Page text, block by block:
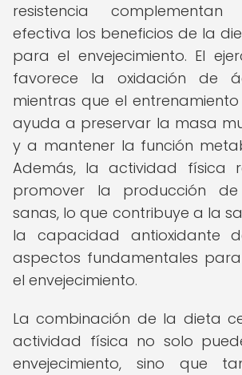
resistencia
efectiva los beneficios de la
para el envejecimiento. El
favorece la oxidación de
mientras que el
ayuda a preservar la masa
y a mantener la función
Además, la actividad física
promover la producción de
sanas, lo que contribuye a la
la capacidad antioxidante
aspectos fundamentales
el envejecimiento.
La combinación de la dieta
actividad física no solo
envejecimiento, sino que